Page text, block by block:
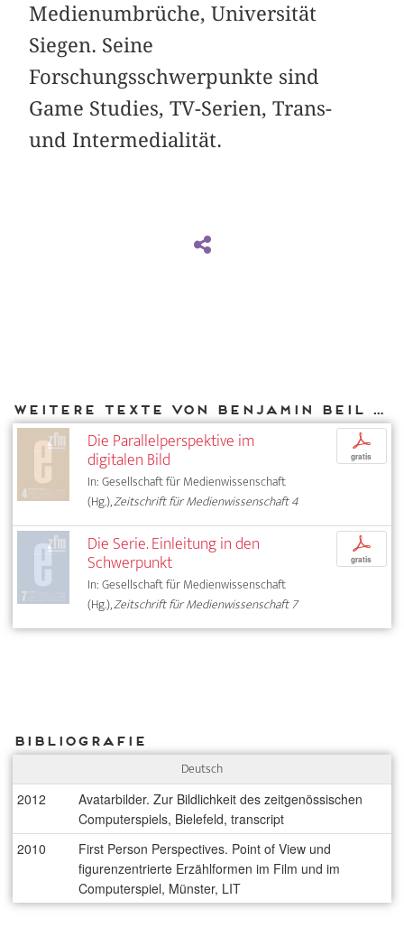
Medienumbrüche, Universität
Siegen. Seine
Forschungsschwerpunkte sind
Game Studies, TV-Serien, Trans-
und Intermedialität.
Weitere Texte von Benjamin Beil bei DIAPHANES
Die Parallelperspektive im
digitalen Bild
In: Gesellschaft für Medienwissenschaft
(Hg.),Zeitschrift für Medienwissenschaft 4
p
gratis
Die Serie. Einleitung in den
Schwerpunkt
In: Gesellschaft für Medienwissenschaft
(Hg.),Zeitschrift für Medienwissenschaft 7
p
gratis
Bibliografie
Deutsch
2012
Avatarbilder. Zur Bildlichkeit des zeitgenössischen
Computerspiels, Bielefeld, transcript
2010
First Person Perspectives. Point of View und
figurenzentrierte Erzählformen im Film und im
Computerspiel, Münster, LIT